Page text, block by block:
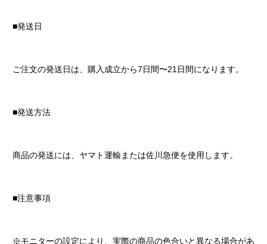
■発送日
ご注文の発送日は、購入成立から7日間〜21日間になります。
■発送方法
商品の発送には、ヤマト運輸または佐川急便を使用します。
■注意事項
※モニターの設定により、実際の商品の色合いと異なる場合があ